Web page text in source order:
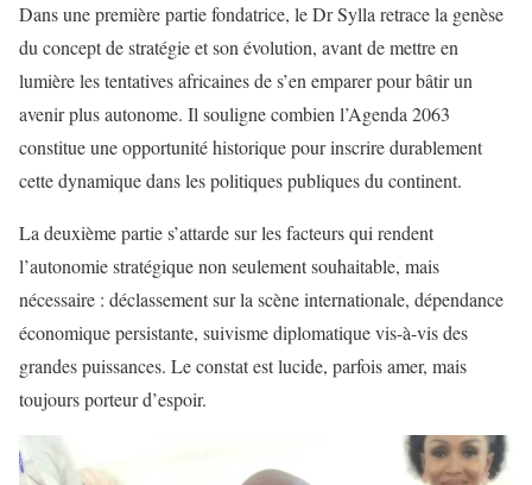
Dans une première partie fondatrice, le Dr Sylla retrace la genèse
du concept de stratégie et son évolution, avant de mettre en
lumière les tentatives africaines de s’en emparer pour bâtir un
avenir plus autonome. Il souligne combien l’Agenda 2063
constitue une opportunité historique pour inscrire durablement
cette dynamique dans les politiques publiques du continent.
La deuxième partie s’attarde sur les facteurs qui rendent
l’autonomie stratégique non seulement souhaitable, mais
nécessaire : déclassement sur la scène internationale, dépendance
économique persistante, suivisme diplomatique vis-à-vis des
grandes puissances. Le constat est lucide, parfois amer, mais
toujours porteur d’espoir.